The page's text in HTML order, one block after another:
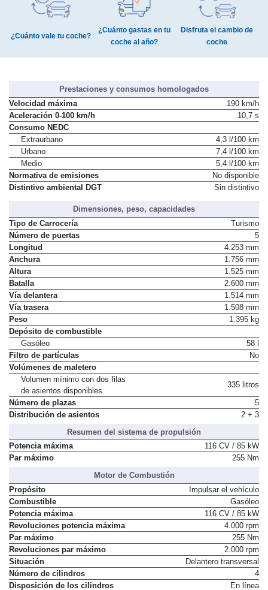
¿Cuánto gastas en tu
Disfruta el cambio de
Prestaciones y consumos homologados
Velocidad máxima
190 km/h
Aceleración 0-100 km/h
Consumo NEDC
Extraurbano
4,3 l/100 km
Urbano
7,4 l/100 km
Medio
5,4 l/100 km
Normativa de emisiones
No disponible
Dimensiones, peso, capacidades
Tipo de Carrocería
Turismo
Número de puertas
5
Longitud
4.253 mm
Anchura
1.756 mm
Altura
1.525 mm
Batalla
2.600 mm
Vía delantera
1.514 mm
Vía trasera
1.508 mm
Peso
Depósito de combustible
Gasóleo
58 l
Filtro de partículas
Volúmenes de maletero
Volumen mínimo con dos filas
de asientos disponibles
Número de plazas
5
Resumen del sistema de propulsión
Potencia máxima
116 CV / 85 kW
Motor de Combustión
Propósito
Impulsar el vehículo
Combustible
Gasóleo
Potencia máxima
116 CV / 85 kW
Revoluciones potencia máxima
4.000 rpm
Par máximo
255 Nm
Revoluciones par máximo
2.000 rpm
Situación
Delantero transversal
Número de cilindros
4